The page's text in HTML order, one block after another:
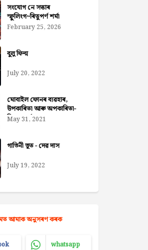
সংযোগ নে সত্তাৰ
স্ফুলিংগ~ৰিতুপৰ্ণ শৰ্মা
February 25, 2026
বুলু ফিল্ম
July 20, 2022
মোবাইল ফোনৰ ব্যৱহাৰ,
উপকাৰিতা আৰু অপকাৰিতা-
নিজৰা বৰ্মন ডেকা
May 31, 2021
গাভিনী ভূত - দেৱ দাস
July 19, 2022
আমাক অনুসৰণ কৰক
whatsapp